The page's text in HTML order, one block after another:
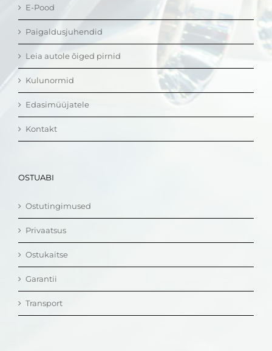
E-Pood
Paigaldusjuhendid
Leia autole õiged pirnid
Kulunormid
Edasimüüjatele
Kontakt
OSTUABI
Ostutingimused
Privaatsus
Ostukaitse
Garantii
Transport